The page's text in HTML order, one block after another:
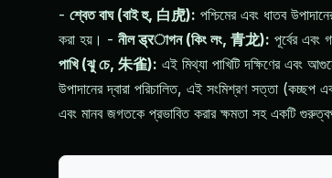
- শ্বেত বাঘ (বাই হু, 白虎): পশ্চিমের এবং ধাতব
করা হয়। - নীল ड्रাগন (কিং লং, 青龙): পূর্বের এবং
পাখি (ঝু চে, 朱雀): এই মিথ্যা পাখিটি দক্ষিণের এবং
উপাদানের দ্বারা পরিচালিত, এই সংমিশ্রণ সত্তা
এবং মানব জগতকে প্রভাবিত করার ক্ষমতা সহ একটি